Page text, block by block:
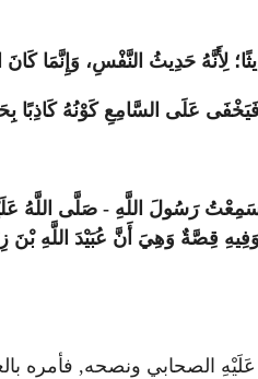
لِأَنَّهُ حَدِيثُ النَّفْسِ، وَإِنَّمَا
عَلَى السَّامِعِ كَوْنُهُ
رَسُولَ اللَّهِ - صَلَّى اللَّهُ
قِصَّةٌ وَهِيَ أَنَّ عُبَيْدَ اللَّهِ بْنَ
الصحابي ونصحه, فأمره